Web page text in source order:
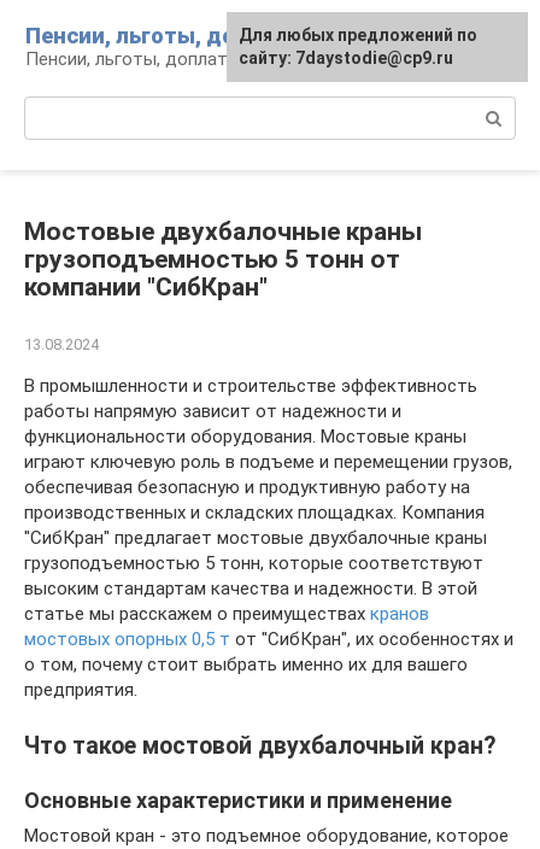
контенту
Пенсии, льготы, доплаты
Пенсии, льготы, доплаты: вопросы и инфо
Мостовые двухбалочные краны
грузоподъемностью 5 тонн от
компании "СибКран"
13.08.2024
В промышленности и строительстве эффективность
работы напрямую зависит от надежности и
функциональности оборудования. Мостовые краны
играют ключевую роль в подъеме и перемещении грузов,
обеспечивая безопасную и продуктивную работу на
производственных и складских площадках. Компания
"СибКран" предлагает мостовые двухбалочные краны
грузоподъемностью 5 тонн, которые соответствуют
высоким стандартам качества и надежности. В этой
статье мы расскажем о преимуществах кранов
мостовых опорных 0,5 т от "СибКран", их особенностях и
о том, почему стоит выбрать именно их для вашего
предприятия.
Что такое мостовой двухбалочный кран?
Основные характеристики и применение
Мостовой кран - это подъемное оборудование, которое
Для любых предложений по
сайту: 7daystodie@cp9.ru